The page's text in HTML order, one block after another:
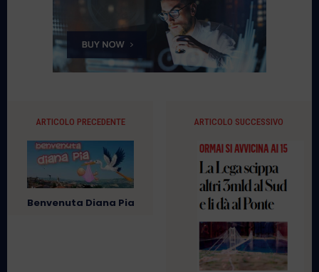
ARTICOLO PRECEDENTE
Benvenuta Diana Pia
ARTICOLO SUCCESSIVO